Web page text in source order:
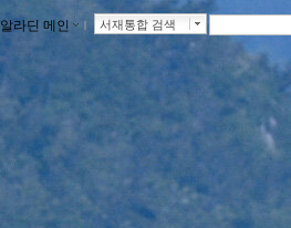
알라딘 메인 ｌ 서재통합 검색